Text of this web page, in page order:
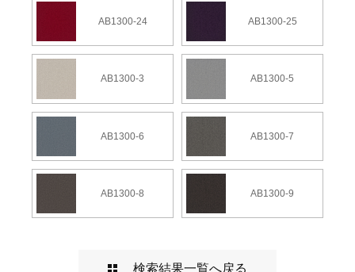
AB1300-24 AB1300-25
AB1300-3 AB1300-5
AB1300-6 AB1300-7
AB1300-8 AB1300-9
検索結果一覧へ戻る